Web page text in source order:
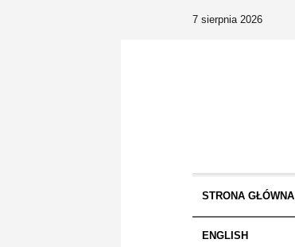
7 sierpnia 2026
STRONA GŁÓWNA
ENGLISH